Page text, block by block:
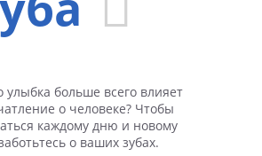
улыбка больше всего влияет
о человеке? Чтобы
каждому дню и новому
о ваших зубах.